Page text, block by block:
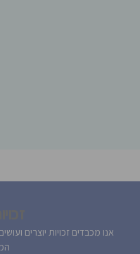
אנו מכבדים זכויות יוצרים